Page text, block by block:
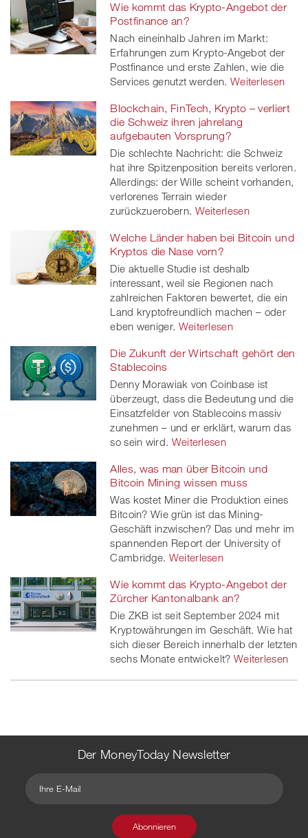
Wie kommt das Krypto-Angebot der
Postfinance an?
Nach eineinhalb Jahren im Markt:
Erfahrungen zum Krypto-Angebot der
Postfinance und erste Zahlen, wie die
Services genutzt werden. Weiterlesen
Blockchain, FinTech, Krypto – verliert
die Schweiz ihren jahrelang
aufgebauten Vorsprung?
Die schlechte Nachricht: die Schweiz
hat ihre Spitzenposition bereits verloren.
Allerdings: der Wille scheint vorhanden,
verlorenes Terrain wieder
zurückzuerobern. Weiterlesen
Welche Länder haben bei Bitcoin und
Kryptos die Nase vorn?
Die aktuelle Studie ist deshalb
interessant, weil sie Regionen nach
zahlreichen Faktoren bewertet, die ein
Land kryptofreundlich machen – oder
eben weniger. Weiterlesen
Die Zukunft der Wirtschaft gehört den
Stablecoins
Denny Morawiak von Coinbase ist
überzeugt, dass die Bedeutung und die
Einsatzfelder von Stablecoins massiv
zunehmen – und er erklärt, warum das
so sein wird. Weiterlesen
Alles, was man über Bitcoin und
Bitcoin Mining wissen muss
Was kostet Miner die Produktion eines
Bitcoin? Wie grün ist das Mining-
Geschäft inzwischen? Das und mehr im
spannenden Report der University of
Cambridge. Weiterlesen
Wie kommt das Krypto-Angebot der
Zürcher Kantonalbank an?
Die ZKB ist seit September 2024 mit
Kryptowährungen im Geschäft. Wie hat
sich dieser Bereich innerhalb der letzten
sechs Monate entwickelt? Weiterlesen
Der MoneyToday Newsletter